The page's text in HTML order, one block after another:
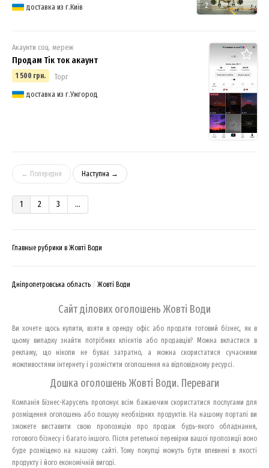
2
доставка из г.Київ
Акаунти соц. мереж
Продам Тік ток акаунт
1 500 грн.
Торг
доставка из г.Ужгород
← Попередня Наступна →
1 2 3 ...
Главные рубрики в Жовті Води
Дніпропетровська область Жовті Води
Сайт ділових оголошень Жовті Води
Ви хочете щось купити, взяти в оренду офіс або продати готовий бізнес, як в
цьому випадку знайти потрібних клієнтів або продавців? Можна вкластися в
рекламу, що ніколи не буває затратно, а можна скористатися сучасними
можливостями інтернету і розмістити оголошення на відповідному ресурсі.
Дошка оголошень Жовті Води. Переваги
Компанія Бізнес-Карусель пропонує всім бажаючим скористатися послугами для
розміщення оголошень або пошуку необхідних продуктів. На нашому порталі ви
зможете виставити свою пропозицію про продаж будь-якого обладнання,
готового бізнесу і багато іншого. Після ретельної перевірки вашої пропозиції воно
буде розміщено на нашому сайті. Тому покупці можуть бути впевнені в якості
продукту і його економічній вигоді.